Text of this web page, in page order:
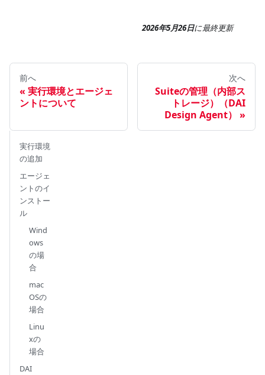
2026年5月26日に最終更新
前へ
実行環境とエージェ
ントについて
次へ
Suiteの管理（内部ス
トレージ）（DAI
Design Agent）
実行環境
の追加
エージェ
ントのイ
ンストー
ル
Wind
ows
の場
合
mac
OSの
場合
Linu
xの
場合
DAI